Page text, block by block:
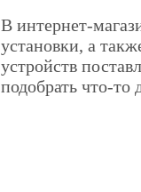
В интернет-
установки, а
устройств
подобрать что-то